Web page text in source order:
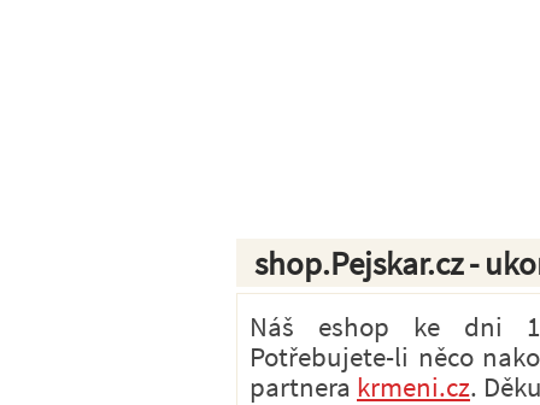
shop.Pejskar.cz -
Náš eshop ke dni
Potřebujete-li něco
partnera krmeni.cz.